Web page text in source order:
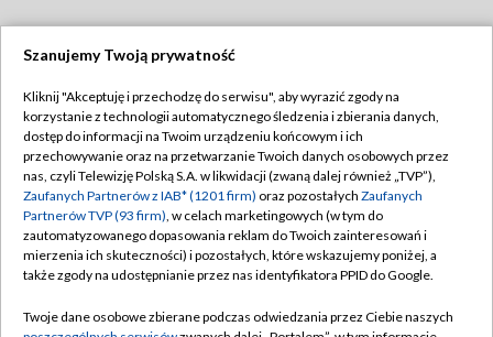
TVP
Abonament TVP
Emisja w TVP
Centrum informacji TVP
Naziemna Telewizja Cyfrowa
Regulamin TVP
Polityka prywatności
Moje zgody
Pomoc
Szanujemy Twoją prywatność
Kliknij "Akceptuję i przechodzę do serwisu", aby wyrazić zgody na
korzystanie z technologii automatycznego śledzenia i zbierania danych,
dostęp do informacji na Twoim urządzeniu końcowym i ich
przechowywanie oraz na przetwarzanie Twoich danych osobowych przez
nas, czyli Telewizję Polską S.A. w likwidacji (zwaną dalej również „TVP”),
Zaufanych Partnerów z IAB* (1201 firm) oraz pozostałych Zaufanych
Partnerów TVP (93 firm), w celach marketingowych (w tym do
zautomatyzowanego dopasowania reklam do Twoich zainteresowań i
mierzenia ich skuteczności) i pozostałych, które wskazujemy poniżej, a
także zgody na udostępnianie przez nas identyfikatora PPID do Google.
Twoje dane osobowe zbierane podczas odwiedzania przez Ciebie naszych